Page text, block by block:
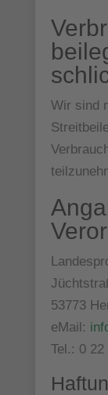
Wir sind
53773
eMail:
Tel.: 0